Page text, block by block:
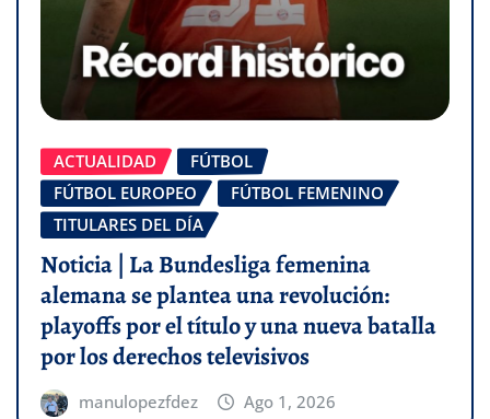
ACTUALIDAD
FÚTBOL
FÚTBOL EUROPEO
FÚTBOL FEMENINO
TITULARES DEL DÍA
Noticia | La Bundesliga femenina
alemana se plantea una revolución:
playoffs por el título y una nueva batalla
por los derechos televisivos
manulopezfdez Ago 1, 2026